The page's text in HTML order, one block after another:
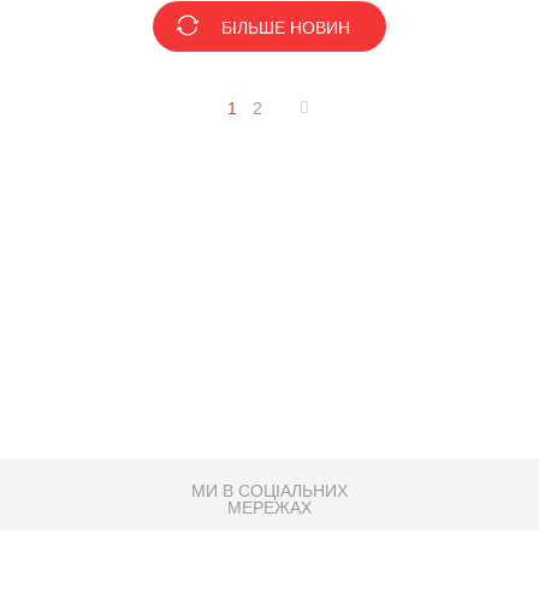
БІЛЬШЕ НОВИН
1 2
МИ В СОЦІАЛЬНИХ
МЕРЕЖАХ